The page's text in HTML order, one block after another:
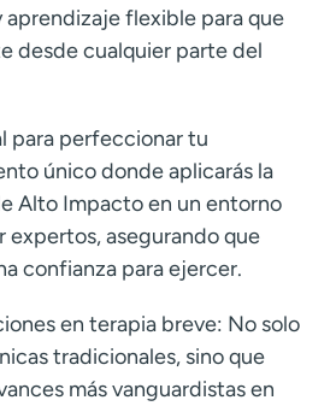
aprendizaje flexible para que
desde cualquier parte del
para perfeccionar tu
único donde aplicarás la
Alto Impacto en un entorno
expertos, asegurando que
confianza para ejercer.
en terapia breve: No solo
tradicionales, sino que
más vanguardistas en